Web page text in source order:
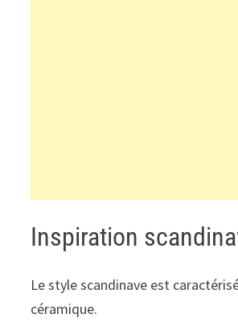
Inspiration
Le style scandinave est
céramique.